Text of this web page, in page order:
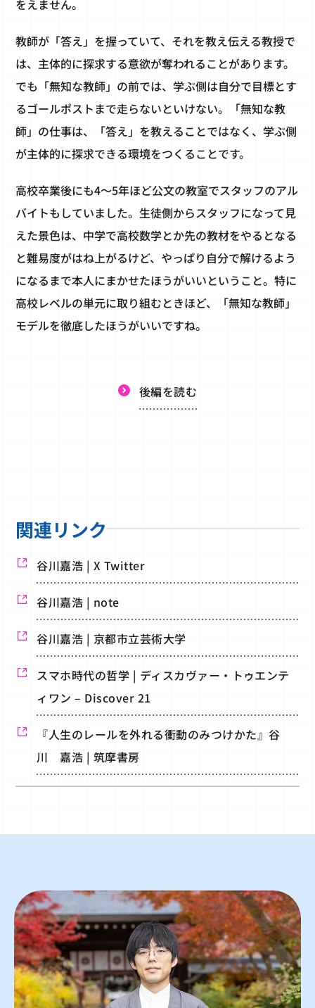
をえません。
教師が「答え」を握っていて、それを教え伝える教授で
は、主体的に探求する意欲が奪われることがあります。
でも「無知な教師」の前では、学ぶ側は自分で目標とす
るゴールポストまで走らないといけない。「無知な教
師」の仕事は、「答え」を教えることではなく、学ぶ側
が主体的に探求できる環境をつくることです。
高校卒業後にも4～5年ほど公文の教室でスタッフのアル
バイトもしていました。生徒側からスタッフになって見
えた景色は、中学で高校数学とか先の教材をやるとなる
と難易度がはね上がるけど、やっぱり自分で解けるよう
になるまで本人にまかせたほうがいいということ。特に
高校レベルの単元に取り組むときほど、「無知な教師」
モデルを徹底したほうがいいですね。
後編を読む
関連リンク
谷川嘉浩 | X Twitter
谷川嘉浩 | note
谷川嘉浩 | 京都市立芸術大学
スマホ時代の哲学 | ディスカヴァー・トゥエンテ
ィワン – Discover 21
『人生のレールを外れる衝動のみつけかた』谷
川 嘉浩 | 筑摩書房